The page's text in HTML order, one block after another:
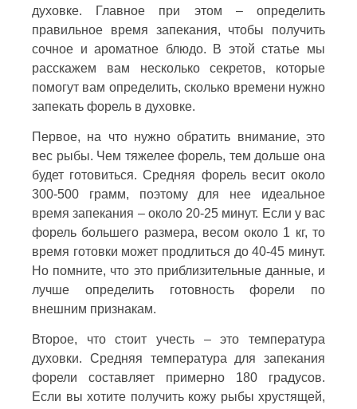
духовке. Главное при этом – определить
правильное время запекания, чтобы получить
сочное и ароматное блюдо. В этой статье мы
расскажем вам несколько секретов, которые
помогут вам определить, сколько времени нужно
запекать форель в духовке.
Первое, на что нужно обратить внимание, это
вес рыбы. Чем тяжелее форель, тем дольше она
будет готовиться. Средняя форель весит около
300-500 грамм, поэтому для нее идеальное
время запекания – около 20-25 минут. Если у вас
форель большего размера, весом около 1 кг, то
время готовки может продлиться до 40-45 минут.
Но помните, что это приблизительные данные, и
лучше определить готовность форели по
внешним признакам.
Второе, что стоит учесть – это температура
духовки. Средняя температура для запекания
форели составляет примерно 180 градусов.
Если вы хотите получить кожу рыбы хрустящей,